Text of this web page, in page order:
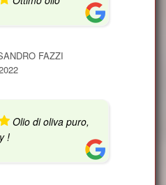
FAZZI
Olio di oliva puro,
!